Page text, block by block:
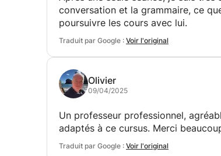
conversation et la grammaire, ce
poursuivre les cours avec lui.
Traduit par Google : Voir l'original
Olivier
09/04/2025
Un professeur professionnel,
adaptés à ce cursus. Merci
Traduit par Google : Voir l'original